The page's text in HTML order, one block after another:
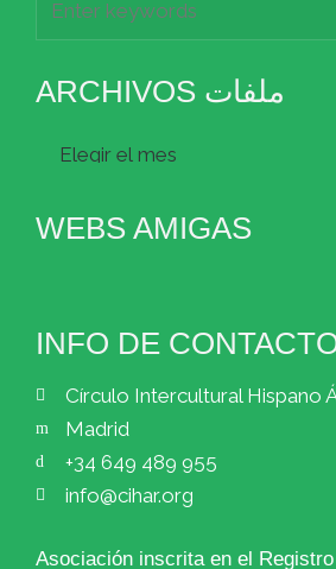
ARCHIVOS ملفات
ملفات
WEBS AMIGAS
INFO DE
Círculo Intercultural Hispano
Madrid
+34 649 489 955
info@cihar.org
Asociación inscrita en el